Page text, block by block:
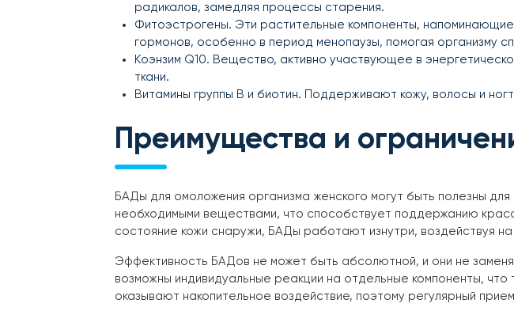
радикалов, замедляя процессы старения.
Фитоэстрогены. Эти растительные компоненты,
гормонов, особенно в период менопаузы, помогая организму
Коэнзим Q10. Вещество, активно участвующее в
ткани.
Витамины группы B и биотин. Поддерживают кожу, волосы и
Преимущества и
БАДы для омоложения организма женского могут быть полезны
необходимыми веществами, что способствует поддержанию
состояние кожи снаружи, БАДы работают изнутри, воздействуя
Эффективность БАДов не может быть абсолютной, и они не
возможны индивидуальные реакции на отдельные компоненты,
оказывают накопительное воздействие, поэтому регулярный